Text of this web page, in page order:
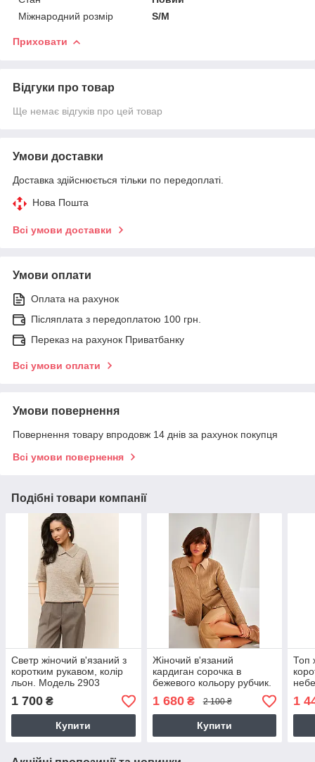
Міжнародний розмір
S/M
Приховати
Відгуки про товар
Ще немає відгуків про цей товар
Умови доставки
Доставка здійснюється тільки по передоплаті.
Нова Пошта
Всі умови доставки
Умови оплати
Оплата на рахунок
Післяплата з передоплатою 100 грн.
Переказ на рахунок Приватбанку
Всі умови оплати
Умови повернення
Повернення товару впродовж 14 днів за рахунок покупця
Всі умови повернення
Подібні товари компанії
Светр жіночий в'язаний з
коротким рукавом, колір
льон. Модель 2903
Trikobakh
1 700 ₴
Купити
Жіночий в'язаний
кардиган сорочка в
бежевого кольору рубчик.
Модель 2527 Trikobakh.
1 680₴ 2 100 ₴
Купити
Топ
1